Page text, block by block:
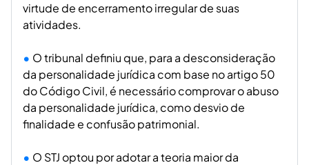
virtude de encerramento irregular de suas
atividades.
O tribunal definiu que, para a desconsideração
da personalidade jurídica com base no artigo 50
do Código Civil, é necessário comprovar o abuso
da personalidade jurídica, como desvio de
finalidade e confusão patrimonial.
O STJ optou por adotar a teoria maior da